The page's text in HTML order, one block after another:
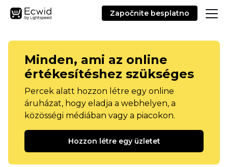
Započnite besplatno
Minden, ami az online
értékesítéshez szükséges
Percek alatt hozzon létre egy online
áruházat, hogy eladja a webhelyen, a
közösségi médiában vagy a piacokon.
Hozzon létre egy üzletet